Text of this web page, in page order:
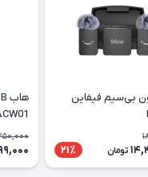
بی‌سیم فیفاین
تومان 21٪